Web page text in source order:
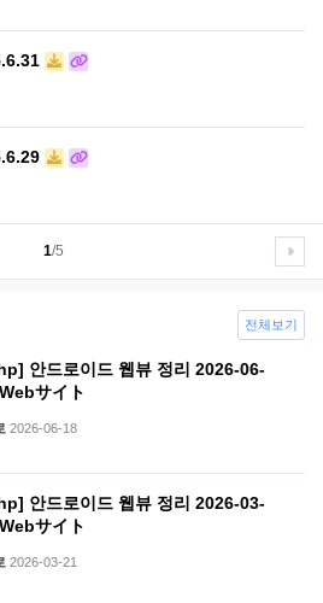
1/5
안드로이드 웹뷰 정리 2026-06-
サイト
2026-06-18
안드로이드 웹뷰 정리 2026-03-
サイト
2026-03-21
전체보기